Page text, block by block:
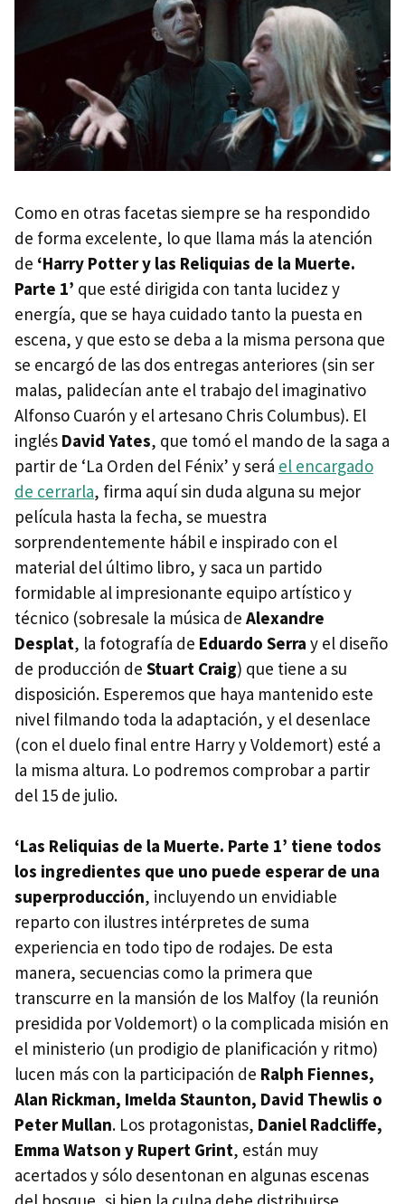
Como en otras facetas siempre se ha respondido
de forma excelente, lo que llama más la atención
de ‘Harry Potter y las Reliquias de la Muerte.
Parte 1’ que esté dirigida con tanta lucidez y
energía, que se haya cuidado tanto la puesta en
escena, y que esto se deba a la misma persona que
se encargó de las dos entregas anteriores (sin ser
malas, palidecían ante el trabajo del imaginativo
Alfonso Cuarón y el artesano Chris Columbus). El
inglés David Yates, que tomó el mando de la saga a
partir de ‘La Orden del Fénix’ y será el encargado
de cerrarla, firma aquí sin duda alguna su mejor
película hasta la fecha, se muestra
sorprendentemente hábil e inspirado con el
material del último libro, y saca un partido
formidable al impresionante equipo artístico y
técnico (sobresale la música de Alexandre
Desplat, la fotografía de Eduardo Serra y el diseño
de producción de Stuart Craig) que tiene a su
disposición. Esperemos que haya mantenido este
nivel filmando toda la adaptación, y el desenlace
(con el duelo final entre Harry y Voldemort) esté a
la misma altura. Lo podremos comprobar a partir
del 15 de julio.
‘Las Reliquias de la Muerte. Parte 1’ tiene todos
los ingredientes que uno puede esperar de una
superproducción, incluyendo un envidiable
reparto con ilustres intérpretes de suma
experiencia en todo tipo de rodajes. De esta
manera, secuencias como la primera que
transcurre en la mansión de los Malfoy (la reunión
presidida por Voldemort) o la complicada misión en
el ministerio (un prodigio de planificación y ritmo)
lucen más con la participación de Ralph Fiennes,
Alan Rickman, Imelda Staunton, David Thewlis o
Peter Mullan. Los protagonistas, Daniel Radcliffe,
Emma Watson y Rupert Grint, están muy
acertados y sólo desentonan en algunas escenas